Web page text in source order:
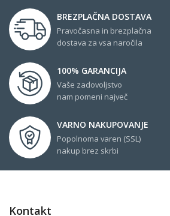
BREZPLAČNA DOSTAVA
Pravočasna in brezplačna
dostava za vsa naročila
100% GARANCIJA
Vaše zadovoljstvo
nam pomeni največ
VARNO NAKUPOVANJE
Popolnoma varen (SSL)
nakup brez skrbi
Kontakt